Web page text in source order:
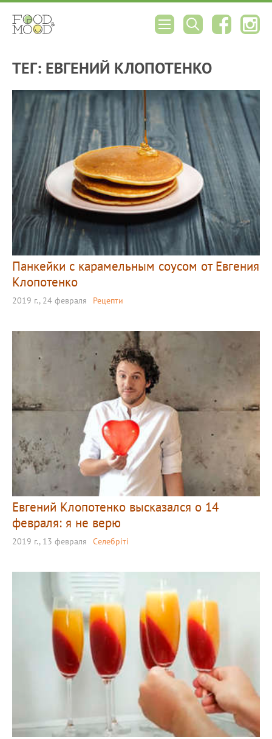
ТЕГ: ЕВГЕНИЙ КЛОПОТЕНКО
Панкейки с карамельным соусом от Евгения
Клопотенко
2019 г., 24 февраля Рецепти
Евгений Клопотенко высказался о 14
февраля: я не верю
2019 г., 13 февраля Селебріті